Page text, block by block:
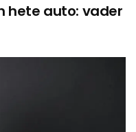
hete auto: vader